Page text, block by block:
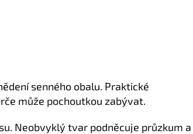
senného obalu. Praktické
může pochoutkou zabývat.
Neobvyklý tvar podněcuje průzkum a